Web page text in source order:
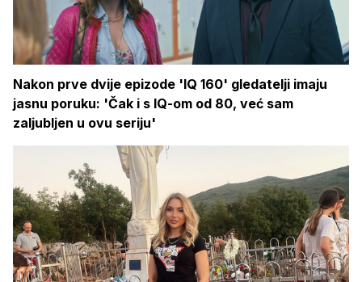
Nakon prve dvije epizode 'IQ 160' gledatelji imaju
jasnu poruku: 'Čak i s IQ-om od 80, već sam
zaljubljen u ovu seriju'